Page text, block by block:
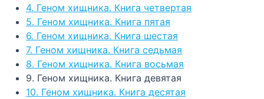
4. Геном хищника. Книга четвертая
5. Геном хищника. Книга пятая
6. Геном хищника. Книга шестая
7. Геном хищника. Книга седьмая
8. Геном хищника. Книга восьмая
9. Геном хищника. Книга девятая
10. Геном хищника. Книга десятая